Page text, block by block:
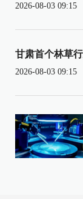
2026-08-03 09:15
甘肃首个林草
2026-08-03 09:15